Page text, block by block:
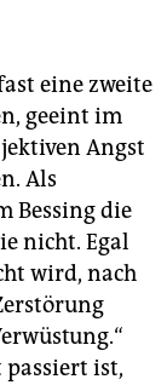
eine zweite
geeint im
Angst
Als
Bessing die
nicht. Egal
wird, nach
ist,